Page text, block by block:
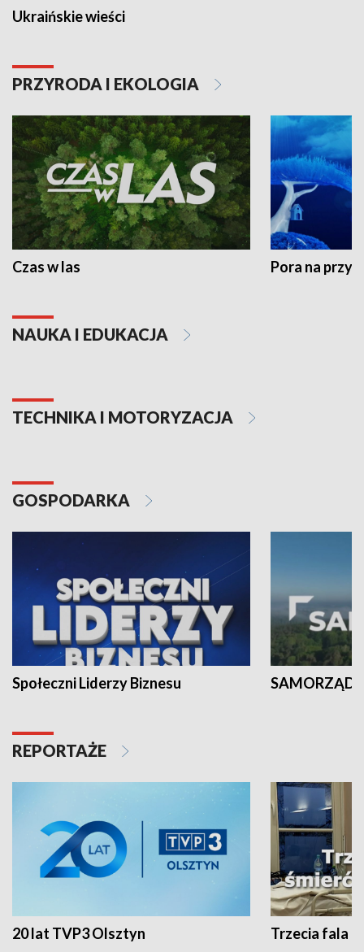
Ukraińskie wieści
PRZYRODA I EKOLOGIA
Czas w las Pora na
NAUKA I EDUKACJA
TECHNIKA I MOTORYZACJA
GOSPODARKA
Społeczni Liderzy Biznesu SAMORZĄD
REPORTAŻE
20 lat TVP3 Olsztyn Trzecia fala -